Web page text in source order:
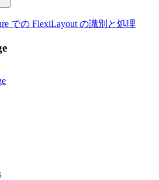
での FlexiLayout の識別と処理